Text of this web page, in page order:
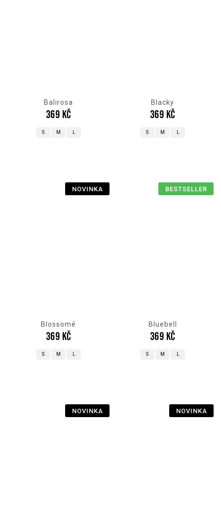
Balirosa
369 Kč
S M
Blacky
369 Kč
S M
NOVINKA
Blossomé
369 Kč
S M
BESTSELLER
Bluebell
369 Kč
S M
NOVINKA NOVINKA